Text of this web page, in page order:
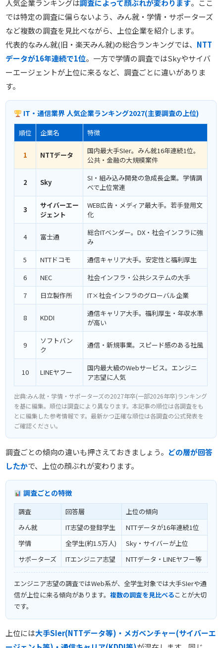
人気企業ランキングは調査によって顔ぶれが変わります。ここ
では特定の調査に偏らないよう、みん就・学情・サポーターズ
など複数の調査を見比べながら、上位企業を紹介します。
代表的なみん就(旧・楽天みん就)の総合ランキングでは、 NTT
データが16年連続で1位。一方で学情の調査ではSkyやサイバ
ーエージェントが上位に来るなど、調査ごとに違いがありま
す。
IT・通信業界 人気企業ランキング2027(主要調査の上位)
順位 企業名 特徴
1 NTTデータ
国内最大手SIer。みん就16年連続1位。
公共・金融の大規模案件
2 Sky
SI・組み込み開発の急成長企業。学情調
べで上位常連
3
サイバーエー
ジェント
WEB広告・メディア最大手。若手登用文
化
4 富士通
総合ITベンダー。DX・社会インフラに強
み
5
NTTドコモ
通信キャリア大手。安定性と福利厚生
6
NEC
社会インフラ・公共システムの大手
7
日立製作所 IT×社会インフラのグローバル企業
8 KDDI
通信キャリア大手。福利厚生・年収水準
が高い
9
ソフトバン
ク
通信・新規事業。スピード感のある社風
10 LINEヤフー
国内最大級のWebサービス。エンジニ
ア志望に人気
出典:みん就・学情・サポーターズの2027年卒(一部2026年卒)ランキング
を基に編集。順位は調査により異なります。本記事の順位は各調査をも
とに編集した参考情報です。最新かつ正確な順位は各調査の公式発表を
ご確認ください。
調査ごとの傾向の違いも押さえておきましょう。 どの層が回答
したかで、上位の顔ぶれが変わります。
調査ごとの特徴
調査 回答層
上位の傾向
みん就
IT志望の登録学生
NTTデータが16年連続1位
学情
全学生(約1.5万人)
Sky・サイバーが上位
サポーターズ
ITエンジニア志望 NTTデータ・LINEヤフー等
エンジニア志望の調査ではWeb系が、全学生対象では大手SIerや通
信が上位に来る傾向があります。複数の調査を見比べることが大切
です。
上位には大手SIer(NTTデータ等)・メガベンチャー(サイバーエ